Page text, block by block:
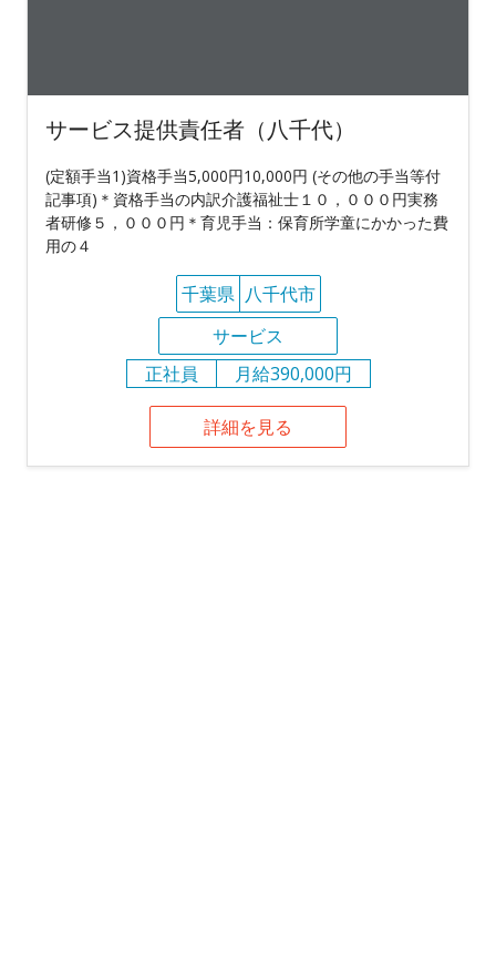
サービス提供責任者（八千代）
(定額手当1)資格手当5,000円10,000円 (その他の手当等付
記事項)＊資格手当の内訳介護福祉士１０，０００円実務
者研修５，０００円＊育児手当：保育所学童にかかった費
用の４
千葉県 八千代市
サービス
正社員
月給390,000円
詳細を見る